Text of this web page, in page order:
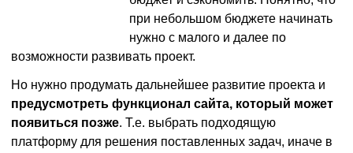
при небольшом бюджете начинать
нужно с малого и далее по
возможности развивать проект.
Но нужно продумать дальнейшее развитие проекта и
предусмотреть функционал сайта, который может
появиться позже. Т.е. выбрать подходящую
платформу для решения поставленных задач, иначе в